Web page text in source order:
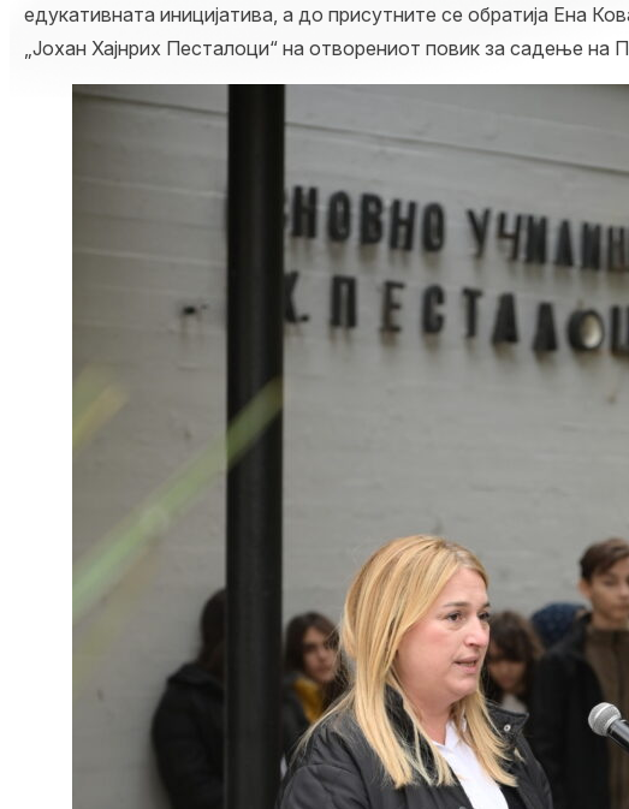
едукативната иницијатива, а до присутните се обратија Ена
„Јохан Хајнрих Песталоци“ на отворениот повик за садење на